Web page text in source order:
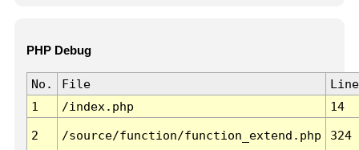
PHP Debug
No. File
Line
1
/index.php 14
2 /source/function/function_extend.php 324